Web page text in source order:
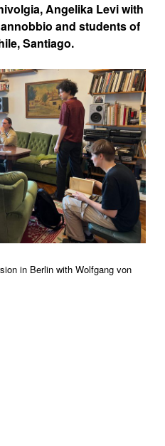
Angelika Levi with
and students of
Santiago.
in Berlin with Wolfgang von